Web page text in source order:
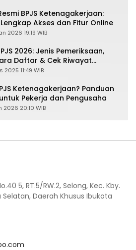
BPJS Ketenagakerjaan:
Akses dan Fitur Online
2026 19:19 WIB
2026: Jenis Pemeriksaan,
Daftar & Cek Riwayat
Gratis
2025 11:49 WIB
Ketenagakerjaan? Panduan
Pekerja dan Pengusaha
2026 20:10 WIB
5, RT.5/RW.2, Selong, Kec. Kby.
Daerah Khusus Ibukota